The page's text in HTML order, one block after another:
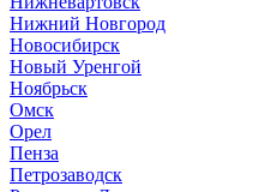
Нижний Новгород
Новосибирск
Новый Уренгой
Ноябрьск
Омск
Орел
Пенза
Петрозаводск